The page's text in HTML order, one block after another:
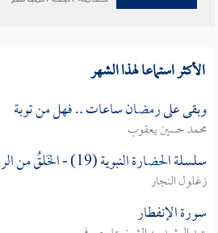
الأكثر استماعا لهذا الشهر
وبقى على رمضان ساعات .. فهل من توبة
محمد حسين يعقوب
سلسلة الحضارة النبوية (19) - الخَلقُ من الرزق
زغلول النجار
سورة الإنفطار